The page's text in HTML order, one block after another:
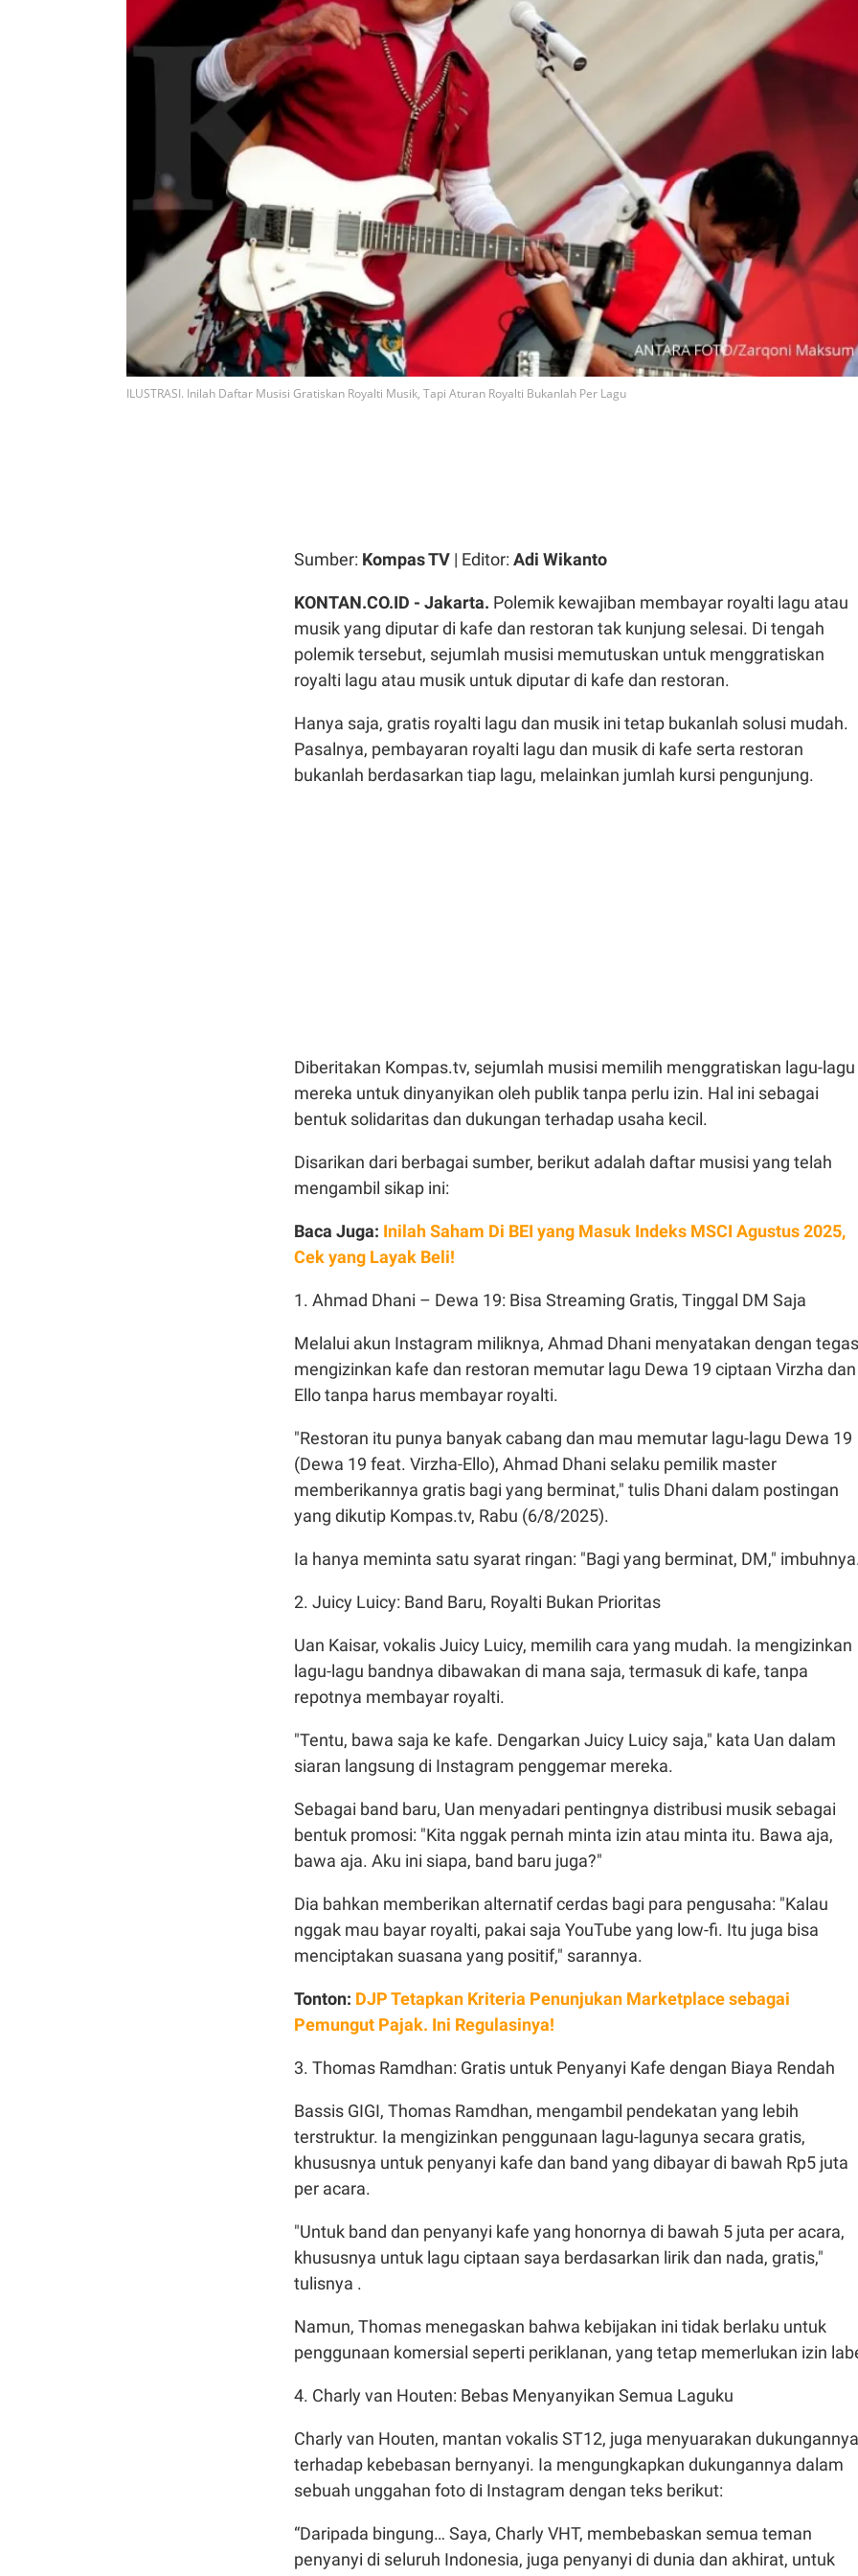
ILUSTRASI. Inilah Daftar Musisi Gratiskan Royalti Musik, Tapi Aturan Royalti Bukanlah Per Lagu
Sumber: Kompas TV | Editor: Adi Wikanto
KONTAN.CO.ID - Jakarta. Polemik kewajiban membayar royalti lagu atau
musik yang diputar di kafe dan restoran tak kunjung selesai. Di tengah
polemik tersebut, sejumlah musisi memutuskan untuk menggratiskan
royalti lagu atau musik untuk diputar di kafe dan restoran.
Hanya saja, gratis royalti lagu dan musik ini tetap bukanlah solusi mudah.
Pasalnya, pembayaran royalti lagu dan musik di kafe serta restoran
bukanlah berdasarkan tiap lagu, melainkan jumlah kursi pengunjung.
Diberitakan Kompas.tv, sejumlah musisi memilih menggratiskan lagu-lagu
mereka untuk dinyanyikan oleh publik tanpa perlu izin. Hal ini sebagai
bentuk solidaritas dan dukungan terhadap usaha kecil.
Disarikan dari berbagai sumber, berikut adalah daftar musisi yang telah
mengambil sikap ini:
Baca Juga: Inilah Saham Di BEI yang Masuk Indeks MSCI Agustus 2025,
Cek yang Layak Beli!
1. Ahmad Dhani – Dewa 19: Bisa Streaming Gratis, Tinggal DM Saja
Melalui akun Instagram miliknya, Ahmad Dhani menyatakan dengan tegas
mengizinkan kafe dan restoran memutar lagu Dewa 19 ciptaan Virzha dan
Ello tanpa harus membayar royalti.
"Restoran itu punya banyak cabang dan mau memutar lagu-lagu Dewa 19
(Dewa 19 feat. Virzha-Ello), Ahmad Dhani selaku pemilik master
memberikannya gratis bagi yang berminat," tulis Dhani dalam postingan
yang dikutip Kompas.tv, Rabu (6/8/2025).
Ia hanya meminta satu syarat ringan: "Bagi yang berminat, DM," imbuhnya.
2. Juicy Luicy: Band Baru, Royalti Bukan Prioritas
Uan Kaisar, vokalis Juicy Luicy, memilih cara yang mudah. Ia mengizinkan
lagu-lagu bandnya dibawakan di mana saja, termasuk di kafe, tanpa
repotnya membayar royalti.
"Tentu, bawa saja ke kafe. Dengarkan Juicy Luicy saja," kata Uan dalam
siaran langsung di Instagram penggemar mereka.
Sebagai band baru, Uan menyadari pentingnya distribusi musik sebagai
bentuk promosi: "Kita nggak pernah minta izin atau minta itu. Bawa aja,
bawa aja. Aku ini siapa, band baru juga?"
Dia bahkan memberikan alternatif cerdas bagi para pengusaha: "Kalau
nggak mau bayar royalti, pakai saja YouTube yang low-fi. Itu juga bisa
menciptakan suasana yang positif," sarannya.
Tonton: DJP Tetapkan Kriteria Penunjukan Marketplace sebagai
Pemungut Pajak. Ini Regulasinya!
3. Thomas Ramdhan: Gratis untuk Penyanyi Kafe dengan Biaya Rendah
Bassis GIGI, Thomas Ramdhan, mengambil pendekatan yang lebih
terstruktur. Ia mengizinkan penggunaan lagu-lagunya secara gratis,
khususnya untuk penyanyi kafe dan band yang dibayar di bawah Rp5 juta
per acara.
"Untuk band dan penyanyi kafe yang honornya di bawah 5 juta per acara,
khususnya untuk lagu ciptaan saya berdasarkan lirik dan nada, gratis,"
tulisnya .
Namun, Thomas menegaskan bahwa kebijakan ini tidak berlaku untuk
penggunaan komersial seperti periklanan, yang tetap memerlukan izin
4. Charly van Houten: Bebas Menyanyikan Semua Laguku
Charly van Houten, mantan vokalis ST12, juga menyuarakan dukungannya
terhadap kebebasan bernyanyi. Ia mengungkapkan dukungannya dalam
sebuah unggahan foto di Instagram dengan teks berikut:
“Daripada bingung… Saya, Charly VHT, membebaskan semua teman
penyanyi di seluruh Indonesia, juga penyanyi di dunia dan akhirat, untuk